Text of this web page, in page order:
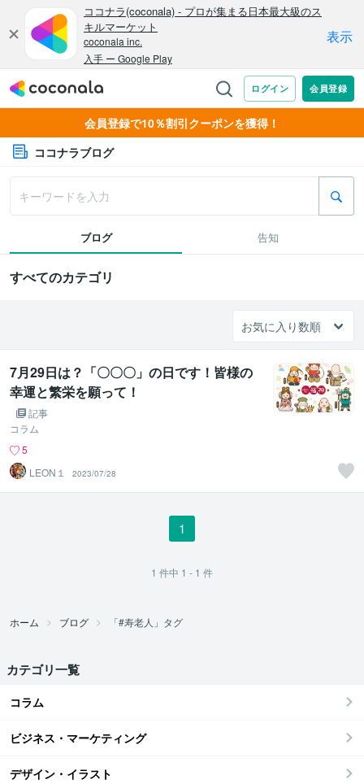
会員登録で10％割引クーポンを獲得！
ココナラブログ
ブログ 告知
すべてのカテゴリ
7月29日は？「〇〇〇」の日です！皆様の
幸運と繁栄を願って！
記事
コラム
5
LEON１
2023/07/28
1
1 件中 1 - 1 件
ホーム ブログ 「#寿老人」タグ
カテゴリ一覧
コラム
ビジネス・マーケティング
デザイン・イラスト